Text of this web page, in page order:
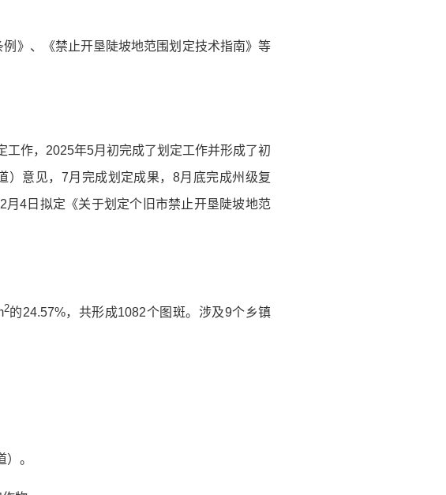
》、《禁止开垦陡坡地范围划定技术指南》等
作，2025年5月初完成了划定工作并形成了初
）意见，7月完成划定成果，8月底完成州级复
4日拟定《关于划定个旧市禁止开垦陡坡地范
2的24.57%，共形成1082个图斑。涉及9个乡镇
。